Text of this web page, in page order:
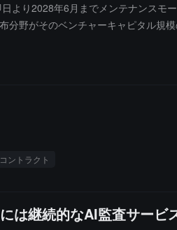
より2028年6月までメンテナンスモ
野がそのベンチャーキャピタル規
ンターフェースは2028年6月以降の
ントラクト
継続的なAI監査サービ